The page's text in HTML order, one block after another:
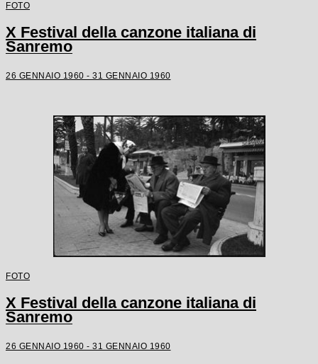
FOTO
X Festival della canzone italiana di
Sanremo
26 GENNAIO 1960 - 31 GENNAIO 1960
FOTO
X Festival della canzone italiana di
Sanremo
26 GENNAIO 1960 - 31 GENNAIO 1960